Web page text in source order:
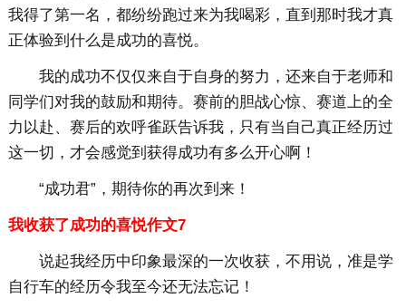
我得了第一名，都纷纷跑过来为我喝彩，直到那时我才真
正体验到什么是成功的喜悦。
我的成功不仅仅来自于自身的努力，还来自于老师和
同学们对我的鼓励和期待。赛前的胆战心惊、赛道上的全
力以赴、赛后的欢呼雀跃告诉我，只有当自己真正经历过
这一切，才会感觉到获得成功有多么开心啊！
“成功君”，期待你的再次到来！
我收获了成功的喜悦作文7
说起我经历中印象最深的一次收获，不用说，准是学
自行车的经历令我至今还无法忘记！